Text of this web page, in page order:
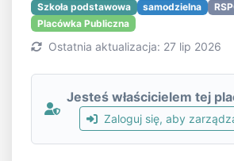
Szkoła podstawowa samodzielna
Placówka Publiczna
Ostatnia aktualizacja: 27 lip 2026
Jesteś właścicielem tej
Zaloguj się, aby